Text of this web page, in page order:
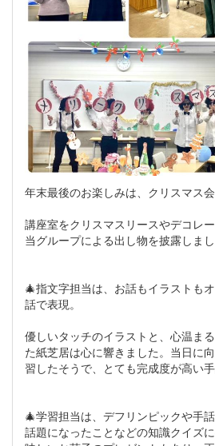
年末最後のお楽しみは、クリスマス
講座室をクリスマスリースやデコレ
当グループによる出し物を披露しまし
🎄指文字担当は、お話もイラストも
話で表現。
優しいタッチのイラストと、心温ま
た紙芝居は心に響きました。当日に
習したそうで、とても完成度が高い
🎄学習担当は、デフリンピックや手
話題になったことなどの知識クイズ